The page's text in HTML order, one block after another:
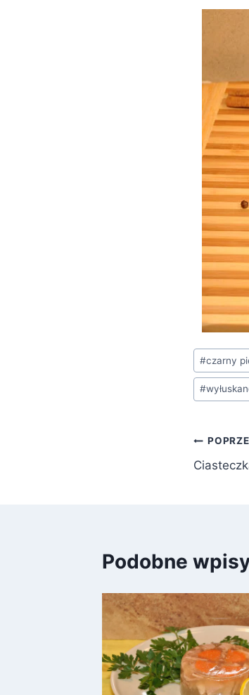
Tagi
wpisu:
#czarny
#
Podobne